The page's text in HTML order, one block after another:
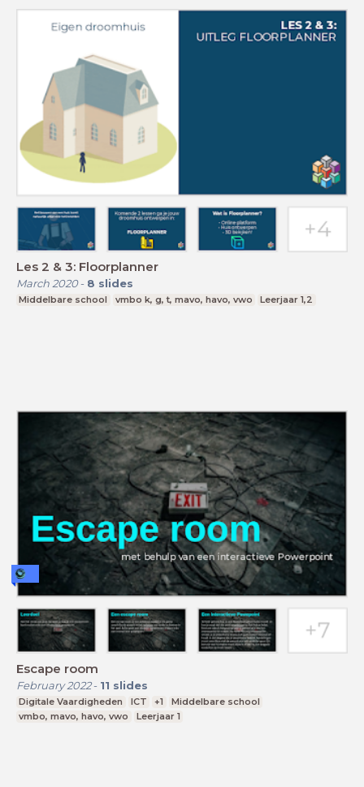
Les 2 & 3: Floorplanner
March 2020- 8 slides
Middelbare school vmbo k, g, t, mavo, havo, vwo Leerjaar 1,2
Escape room
February 2022- 11 slides
Digitale Vaardigheden ICT +1
Middelbare school
vmbo, mavo, havo, vwo
Leerjaar 1